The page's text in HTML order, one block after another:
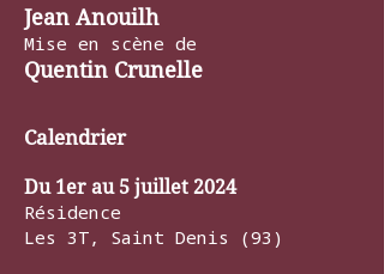
Jean Anouilh
Mise en scène de
Quentin Crunelle
Calendrier
Du 1er au 5 juillet 2024
Résidence
Les 3T, Saint Denis (93)